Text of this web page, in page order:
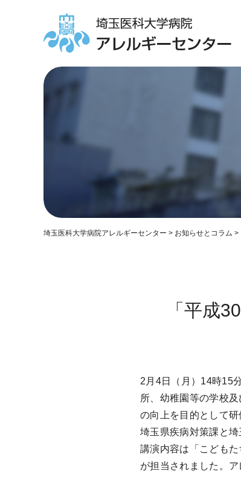
埼玉医科大学病院アレルギーセンター > お知らせとコラム >
「平成
2月4日（月）14時15
所、幼稚園等の学校
の向上を目的として
埼玉県疾病対策課と
講演内容は「こども
が担当されました。